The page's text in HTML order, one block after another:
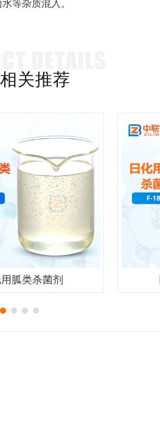
等杂质混入。
相关推荐
胍类杀菌剂